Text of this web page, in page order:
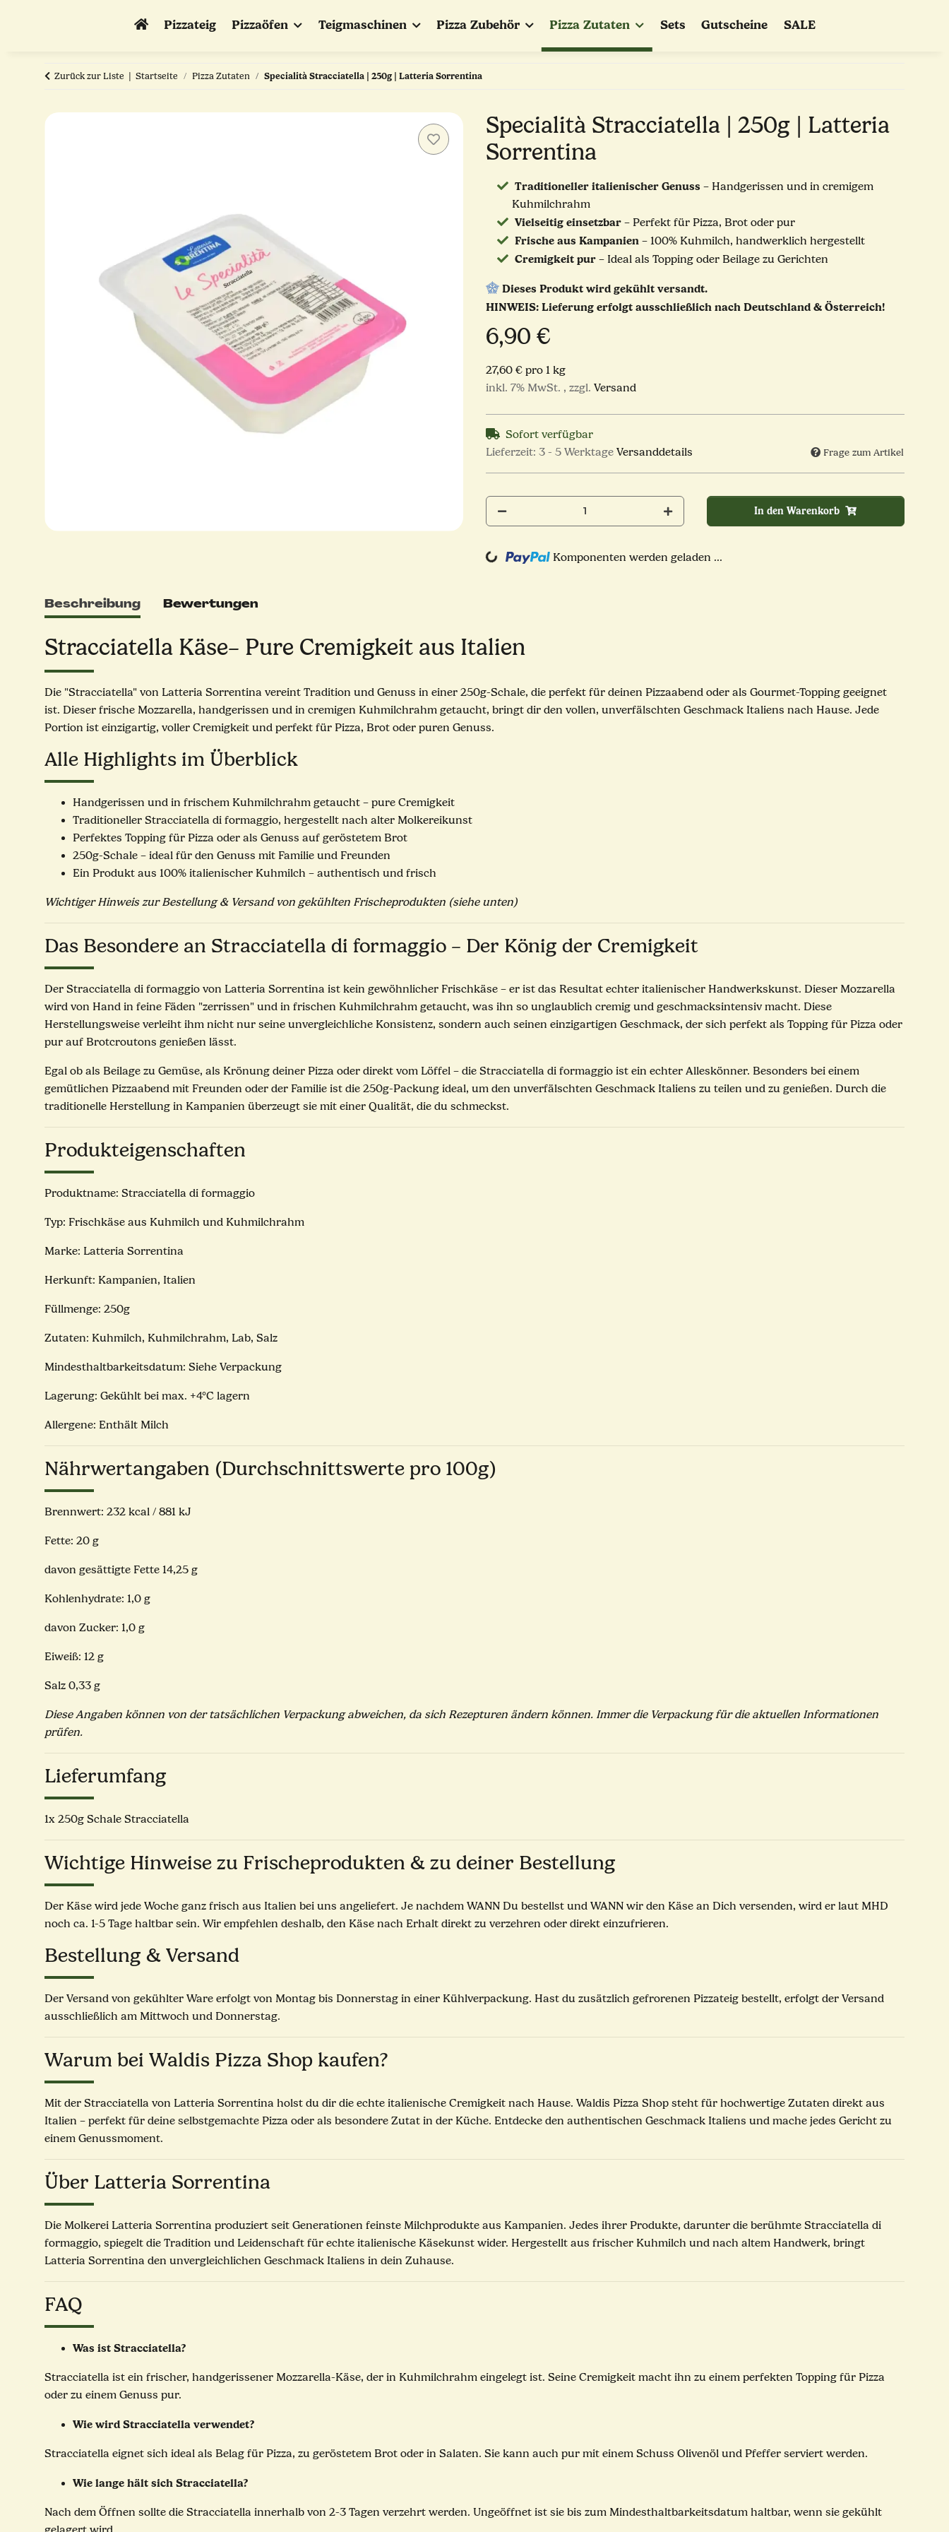
Pizzateig Pizzaöfen Teigmaschinen Pizza Zubehör Pizza Zutaten Sets Gutscheine SALE
Zurück zur Liste Startseite Pizza Zutaten Specialità Stracciatella | 250g | Latteria Sorrentina
Specialità Stracciatella | 250g | Latteria
Sorrentina
Traditioneller italienischer Genuss – Handgerissen und in cremigem
Kuhmilchrahm
Vielseitig einsetzbar– Perfekt für Pizza, Brot oder pur
Frische aus Kampanien– 100% Kuhmilch, handwerklich hergestellt
Cremigkeit pur– Ideal als Topping oder Beilage zu Gerichten
Dieses Produkt wird gekühlt versandt.
HINWEIS: Lieferung erfolgt ausschließlich nach Deutschland & Österreich!
6,90 €
27,60 € pro 1 kg
inkl. 7% MwSt. , zzgl. Versand
Sofort verfügbar
Lieferzeit: 3 - 5 Werktage Versanddetails Frage zum Artikel
In den Warenkorb
Loading... Komponenten werden geladen ...
Beschreibung Bewertungen
Stracciatella Käse– Pure Cremigkeit aus Italien
Die "Stracciatella" von Latteria Sorrentina vereint Tradition und Genuss in einer 250g-Schale, die perfekt für deinen Pizzaabend oder als Gourmet-Topping geeignet
ist. Dieser frische Mozzarella, handgerissen und in cremigen Kuhmilchrahm getaucht, bringt dir den vollen, unverfälschten Geschmack Italiens nach Hause. Jede
Portion ist einzigartig, voller Cremigkeit und perfekt für Pizza, Brot oder puren Genuss.
Alle Highlights im Überblick
Handgerissen und in frischem Kuhmilchrahm getaucht – pure Cremigkeit
Traditioneller Stracciatella di formaggio, hergestellt nach alter Molkereikunst
Perfektes Topping für Pizza oder als Genuss auf geröstetem Brot
250g-Schale – ideal für den Genuss mit Familie und Freunden
Ein Produkt aus 100% italienischer Kuhmilch – authentisch und frisch
Wichtiger Hinweis zur Bestellung & Versand von gekühlten Frischeprodukten (siehe unten)
Das Besondere an Stracciatella di formaggio – Der König der Cremigkeit
Der Stracciatella di formaggio von Latteria Sorrentina ist kein gewöhnlicher Frischkäse – er ist das Resultat echter italienischer Handwerkskunst. Dieser Mozzarella
wird von Hand in feine Fäden "zerrissen" und in frischen Kuhmilchrahm getaucht, was ihn so unglaublich cremig und geschmacksintensiv macht. Diese
Herstellungsweise verleiht ihm nicht nur seine unvergleichliche Konsistenz, sondern auch seinen einzigartigen Geschmack, der sich perfekt als Topping für Pizza oder
pur auf Brotcroutons genießen lässt.
Egal ob als Beilage zu Gemüse, als Krönung deiner Pizza oder direkt vom Löffel – die Stracciatella di formaggio ist ein echter Alleskönner. Besonders bei einem
gemütlichen Pizzaabend mit Freunden oder der Familie ist die 250g-Packung ideal, um den unverfälschten Geschmack Italiens zu teilen und zu genießen. Durch die
traditionelle Herstellung in Kampanien überzeugt sie mit einer Qualität, die du schmeckst.
Produkteigenschaften
Produktname: Stracciatella di formaggio
Typ: Frischkäse aus Kuhmilch und Kuhmilchrahm
Marke: Latteria Sorrentina
Herkunft: Kampanien, Italien
Füllmenge: 250g
Zutaten: Kuhmilch, Kuhmilchrahm, Lab, Salz
Mindesthaltbarkeitsdatum: Siehe Verpackung
Lagerung: Gekühlt bei max. +4°C lagern
Allergene: Enthält Milch
Nährwertangaben (Durchschnittswerte pro 100g)
Brennwert: 232 kcal / 881 kJ
Fette: 20 g
davon gesättigte Fette 14,25 g
Kohlenhydrate: 1,0 g
davon Zucker: 1,0 g
Eiweiß: 12 g
Salz 0,33 g
Diese Angaben können von der tatsächlichen Verpackung abweichen, da sich Rezepturen ändern können. Immer die Verpackung für die aktuellen Informationen
prüfen.
Lieferumfang
1x 250g Schale Stracciatella
Wichtige Hinweise zu Frischeprodukten & zu deiner Bestellung
Der Käse wird jede Woche ganz frisch aus Italien bei uns angeliefert. Je nachdem WANN Du bestellst und WANN wir den Käse an Dich versenden, wird er laut MHD
noch ca. 1-5 Tage haltbar sein. Wir empfehlen deshalb, den Käse nach Erhalt direkt zu verzehren oder direkt einzufrieren.
Bestellung & Versand
Der Versand von gekühlter Ware erfolgt von Montag bis Donnerstag in einer Kühlverpackung. Hast du zusätzlich gefrorenen Pizzateig bestellt, erfolgt der Versand
ausschließlich am Mittwoch und Donnerstag.
Warum bei Waldis Pizza Shop kaufen?
Mit der Stracciatella von Latteria Sorrentina holst du dir die echte italienische Cremigkeit nach Hause. Waldis Pizza Shop steht für hochwertige Zutaten direkt aus
Italien – perfekt für deine selbstgemachte Pizza oder als besondere Zutat in der Küche. Entdecke den authentischen Geschmack Italiens und mache jedes Gericht zu
einem Genussmoment.
Über Latteria Sorrentina
Die Molkerei Latteria Sorrentina produziert seit Generationen feinste Milchprodukte aus Kampanien. Jedes ihrer Produkte, darunter die berühmte Stracciatella di
formaggio, spiegelt die Tradition und Leidenschaft für echte italienische Käsekunst wider. Hergestellt aus frischer Kuhmilch und nach altem Handwerk, bringt
Latteria Sorrentina den unvergleichlichen Geschmack Italiens in dein Zuhause.
FAQ
Was ist Stracciatella?
Stracciatella ist ein frischer, handgerissener Mozzarella-Käse, der in Kuhmilchrahm eingelegt ist. Seine Cremigkeit macht ihn zu einem perfekten Topping für Pizza
oder zu einem Genuss pur.
Wie wird Stracciatella verwendet?
Stracciatella eignet sich ideal als Belag für Pizza, zu geröstetem Brot oder in Salaten. Sie kann auch pur mit einem Schuss Olivenöl und Pfeffer serviert werden.
Wie lange hält sich Stracciatella?
Nach dem Öffnen sollte die Stracciatella innerhalb von 2-3 Tagen verzehrt werden. Ungeöffnet ist sie bis zum Mindesthaltbarkeitsdatum haltbar, wenn sie gekühlt